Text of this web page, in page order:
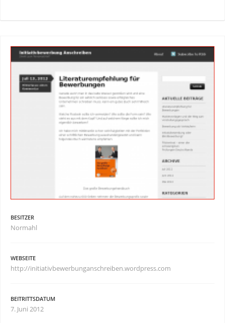
BESITZER
Normahl
WEBSEITE
http://initiativbewerbunganschreiben.wordpress.com
BEITRITTSDATUM
7. Juni 2012